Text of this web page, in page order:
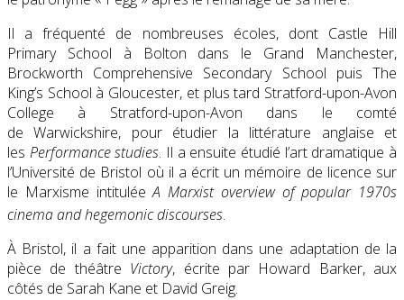
Il a fréquenté de nombreuses écoles, dont Castle Hill
Primary School à Bolton dans le Grand Manchester,
Brockworth Comprehensive Secondary School puis The
King’s School à Gloucester, et plus tard Stratford-upon-Avon
College à Stratford-upon-Avon dans le comté
de Warwickshire, pour étudier la littérature anglaise et
les Performance studies. Il a ensuite étudié l’art dramatique à
l’Université de Bristol où il a écrit un mémoire de licence sur
le Marxisme intituléeA Marxist overview of popular 1970s
cinema and hegemonic discourses.
À Bristol, il a fait une apparition dans une adaptation de la
pièce de théâtre Victory, écrite par Howard Barker, aux
côtés de Sarah Kane et David Greig.